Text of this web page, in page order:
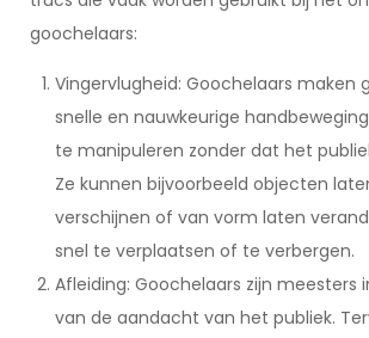
goochelaars:
Vingervlugheid: Goochelaars maken
snelle en nauwkeurige
te manipuleren zonder dat het
Ze kunnen bijvoorbeeld objecten
verschijnen of van vorm laten
snel te verplaatsen of te verbergen.
Afleiding: Goochelaars zijn meesters
van de aandacht van het publiek.